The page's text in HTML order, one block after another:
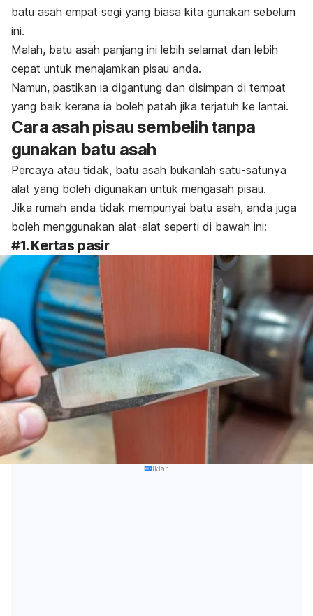
batu asah empat segi yang biasa kita gunakan sebelum
ini.
Malah, batu asah panjang ini lebih selamat dan lebih
cepat untuk menajamkan pisau anda.
Namun, pastikan ia digantung dan disimpan di tempat
yang baik kerana ia boleh patah jika terjatuh ke lantai.
Cara asah pisau sembelih tanpa
gunakan batu asah
Percaya atau tidak, batu asah bukanlah satu-satunya
alat yang boleh digunakan untuk mengasah pisau.
Jika rumah anda tidak mempunyai batu asah, anda juga
boleh menggunakan alat-alat seperti di bawah ini:
#1. Kertas pasir
Iklan